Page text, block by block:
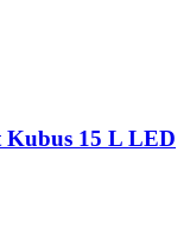
Kubus 15 L LED